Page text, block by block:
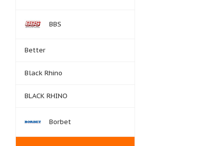
BBS
Better
Black Rhino
BLACK RHINO
Borbet